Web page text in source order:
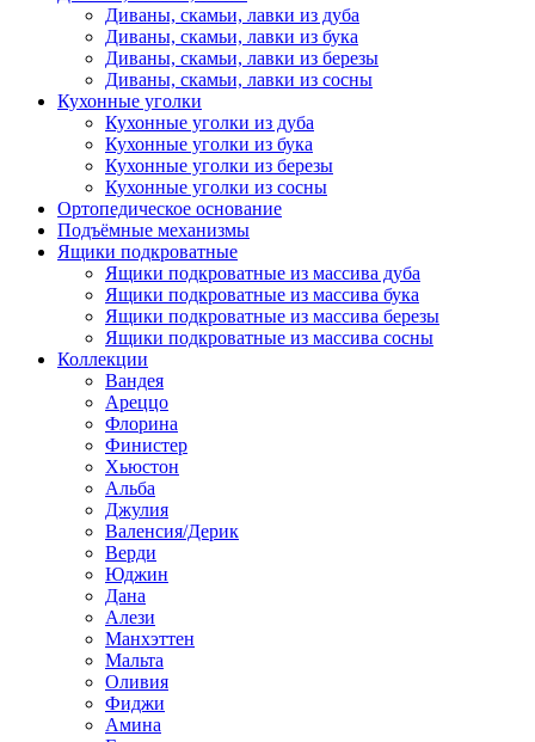
Диваны, скамьи, лавки из дуба
Диваны, скамьи, лавки из бука
Диваны, скамьи, лавки из березы
Диваны, скамьи, лавки из сосны
Кухонные уголки
Кухонные уголки из дуба
Кухонные уголки из бука
Кухонные уголки из березы
Кухонные уголки из сосны
Ортопедическое основание
Подъёмные механизмы
Ящики подкроватные
Ящики подкроватные из массива дуба
Ящики подкроватные из массива бука
Ящики подкроватные из массива березы
Ящики подкроватные из массива сосны
Коллекции
Вандея
Ареццо
Флорина
Финистер
Хьюстон
Альба
Джулия
Валенсия/Дерик
Верди
Юджин
Дана
Алези
Манхэттен
Мальта
Оливия
Фиджи
Амина